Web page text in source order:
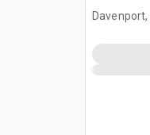
Davenport,